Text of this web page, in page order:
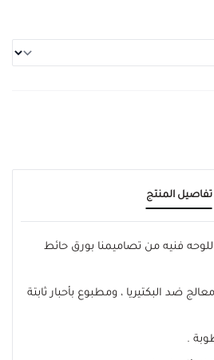
تفاصيل المنتج
فنيه من تصاميمنا بورق حائط
ضد البكتيريا ، ومطبوع بأحبار ثابتة
.